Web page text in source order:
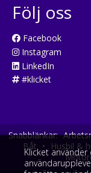
Följ oss
Facebook
Instagram
LinkedIn
#klicket
Snabblänkar:
Båt • Husbil &
Klicket